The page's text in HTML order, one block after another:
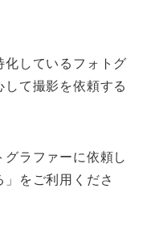
化しているフォトグ
て撮影を依頼する
ラファーに依頼し
をご利用くださ